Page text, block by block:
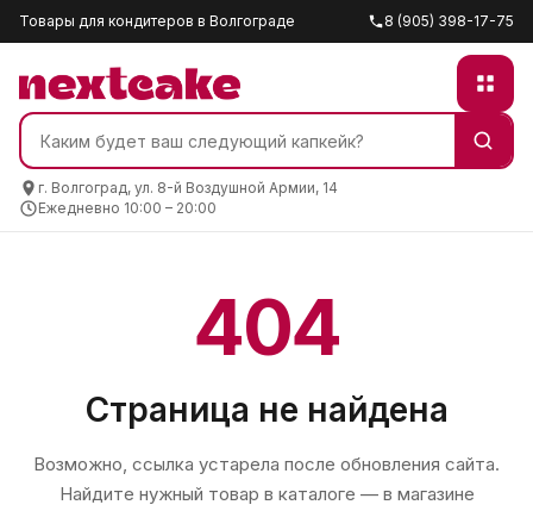
Товары для кондитеров в Волгограде 8 (905) 398-17-75
г. Волгоград, ул. 8-й Воздушной Армии, 14
Ежедневно 10:00 – 20:00
404
Страница не найдена
Возможно, ссылка устарела после обновления сайта.
Найдите нужный товар в каталоге — в магазине